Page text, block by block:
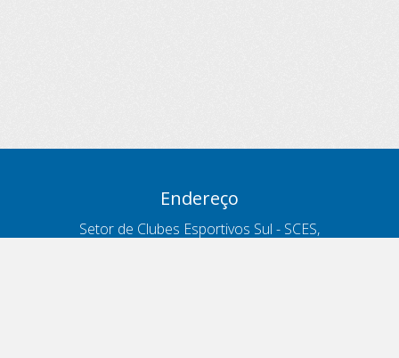
Endereço
Setor de Clubes Esportivos Sul - SCES,